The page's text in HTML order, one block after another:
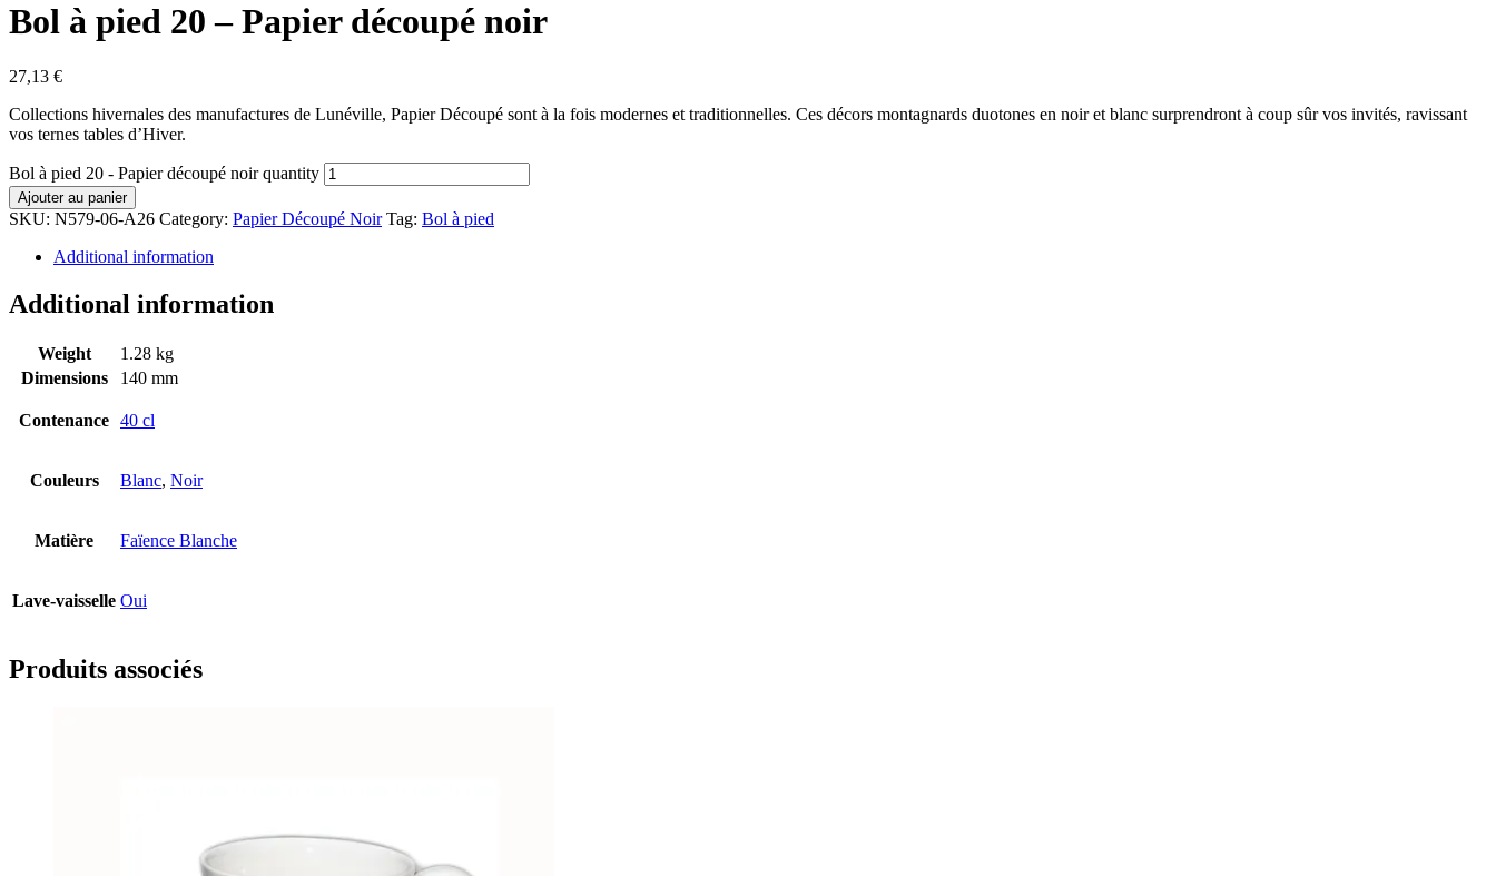
Bol à pied 20 – Papier découpé noir
27,13 €
Collections hivernales des manufactures de Lunéville, Papier Découpé sont à la fois modernes et traditionnelles. Ces décors montagnards duotones en noir et blanc surprendront à coup sûr vos invités, ravissant
vos ternes tables d’Hiver.
Bol à pied 20 - Papier découpé noir quantity
Ajouter au panier
SKU: N579-06-A26 Category: Papier Découpé Noir Tag: Bol à pied
Additional information
Additional information
Weight
1.28 kg
Dimensions
140 mm
Contenance 40 cl
Couleurs Blanc, Noir
Matière Faïence Blanche
Lave-vaisselle Oui
Produits associés